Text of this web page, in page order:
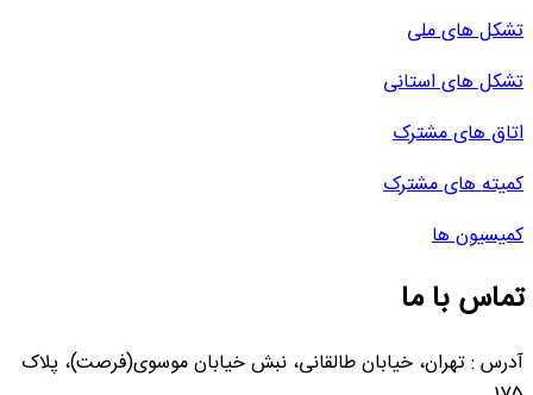
تشکل های ملی
تشکل های استانی
اتاق های مشترک
کمیته های مشترک
کمیسیون ها
تماس با ما
آدرس : تهران، خیابان طالقانی، نبش خیابان موسوی(فرصت)، پلاک